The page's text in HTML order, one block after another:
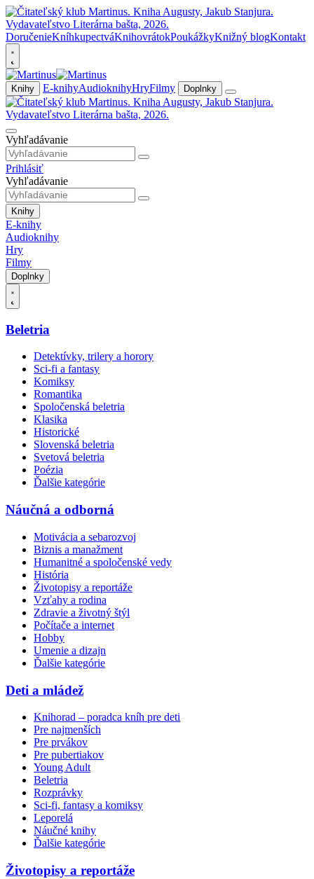
DoručenieKníhkupectváKnihovrátokPoukážkyKnižný blogKontakt
Knihy E-knihyAudioknihyHryFilmy Doplnky
Vyhľadávanie
Prihlásiť
Vyhľadávanie
Knihy
E-knihy
Audioknihy
Hry
Filmy
Doplnky
Beletria
Detektívky, trilery a horory
Sci-fi a fantasy
Komiksy
Romantika
Spoločenská beletria
Klasika
Historické
Slovenská beletria
Svetová beletria
Poézia
Ďalšie kategórie
Náučná a odborná
Motivácia a sebarozvoj
Biznis a manažment
Humanitné a spoločenské vedy
História
Životopisy a reportáže
Vzťahy a rodina
Zdravie a životný štýl
Počítače a internet
Hobby
Umenie a dizajn
Ďalšie kategórie
Deti a mládež
Knihorad – poradca kníh pre deti
Pre najmenších
Pre prvákov
Pre pubertiakov
Young Adult
Beletria
Rozprávky
Sci-fi, fantasy a komiksy
Leporelá
Náučné knihy
Ďalšie kategórie
Životopisy a reportáže